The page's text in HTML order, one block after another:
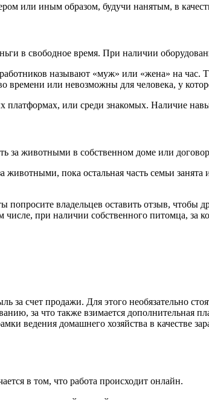
или иным образом, будучи нанятым, в
в свободное время. При наличии
называют «муж» или «жена» на час.
времени или невозможны для человека, у
платформах, или среди знакомых. Наличие
за животными в собственном доме или
пока остальная часть семьи
владельцев оставить отзыв, чтобы
при наличии собственного питомца, за
счет продажи. Для этого необязательно
за что также взимается дополнительная
ведения домашнего хозяйства в качестве
в том, что работа происходит онлайн.